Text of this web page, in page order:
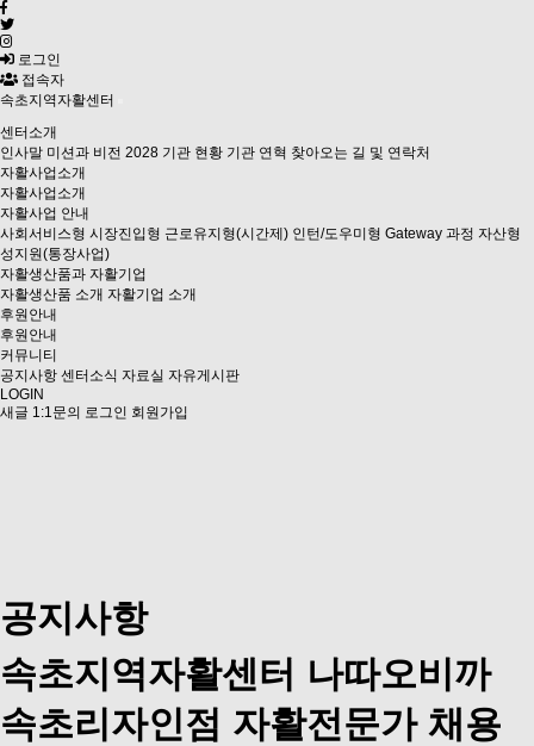
로그인
접속자
속초지역자활센터
센터소개
인사말 미션과 비전 2028 기관 현황 기관 연혁 찾아오는 길 및 연락처
자활사업소개
자활사업소개
자활사업 안내
사회서비스형 시장진입형 근로유지형(시간제) 인턴/도우미형 Gateway 과정 자산형
성지원(통장사업)
자활생산품과 자활기업
자활생산품 소개 자활기업 소개
후원안내
후원안내
커뮤니티
공지사항 센터소식 자료실 자유게시판
LOGIN
새글 1:1문의 로그인 회원가입
공지사항
속초지역자활센터 나따오비까
속초리자인점 자활전문가 채용